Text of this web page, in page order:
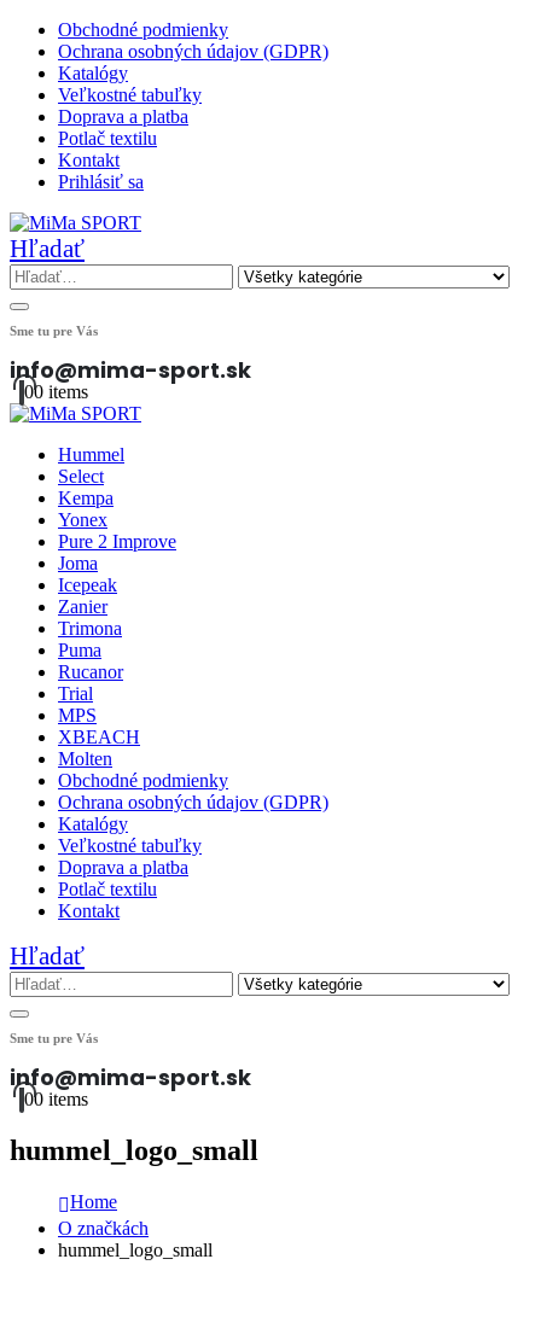
Obchodné podmienky
Ochrana osobných údajov (GDPR)
Katalógy
Veľkostné tabuľky
Doprava a platba
Potlač textilu
Kontakt
Prihlásiť sa
Hľadať
Sme tu pre Vás
info@mima-sport.sk
00 items
Hummel
Select
Kempa
Yonex
Pure 2 Improve
Joma
Icepeak
Zanier
Trimona
Puma
Rucanor
Trial
MPS
XBEACH
Molten
Obchodné podmienky
Ochrana osobných údajov (GDPR)
Katalógy
Veľkostné tabuľky
Doprava a platba
Potlač textilu
Kontakt
Hľadať
Sme tu pre Vás
info@mima-sport.sk
00 items
hummel_logo_small
Home
O značkách
hummel_logo_small